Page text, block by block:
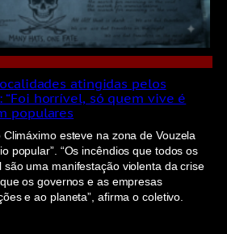
atingidas pelos
“Foi horrível, só quem vive é
populares
esteve na zona de Vouzela
popular”. “Os incêndios que todos os
são uma manifestação violenta da crise
os governos e as empresas
e ao planeta”, afirma o coletivo.